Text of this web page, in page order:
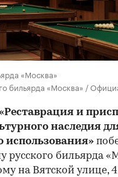
«Москва»
бильярда «Москва» /
и
наследия
использования»
русского бильярда
на Вятской улице,